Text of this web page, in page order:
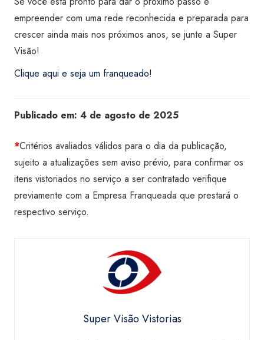
empreender com uma rede reconhecida e preparada para
crescer ainda mais nos próximos anos, se junte a Super
Visão!
Clique aqui e seja um franqueado!
Publicado em: 4 de agosto de 2025
*Critérios avaliados válidos para o dia da publicação,
sujeito a atualizações sem aviso prévio, para confirmar os
itens vistoriados no serviço a ser contratado verifique
previamente com a Empresa Franqueada que prestará o
respectivo serviço.
Super Visão Vistorias